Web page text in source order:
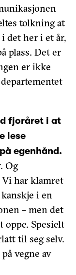
tolkning at
det her i et år,
plass. Det er
er ikke
fjoråret i at
lese
egenhånd.
Og
har klamret
i en
– men det
oppe. Spesielt
til seg selv.
vegne av